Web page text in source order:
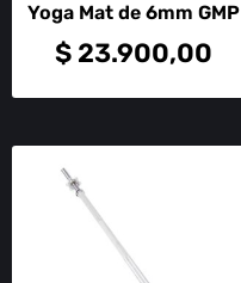
Yoga Mat de 6mm GMP
$ 23.900,00